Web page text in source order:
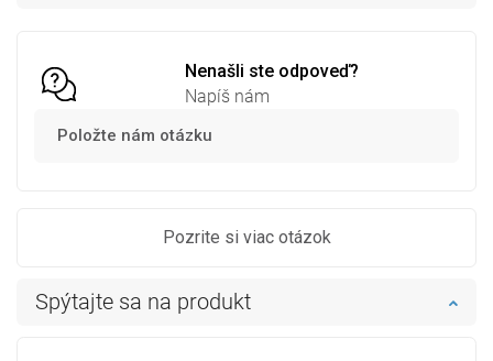
Nenašli ste odpoveď?
Napíš nám
Položte nám otázku
Pozrite si viac otázok
Spýtajte sa na produkt